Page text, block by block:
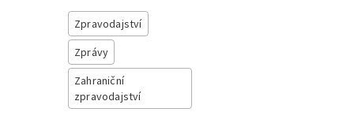
Zpravodajství
Zprávy
Zahraniční
zpravodajství